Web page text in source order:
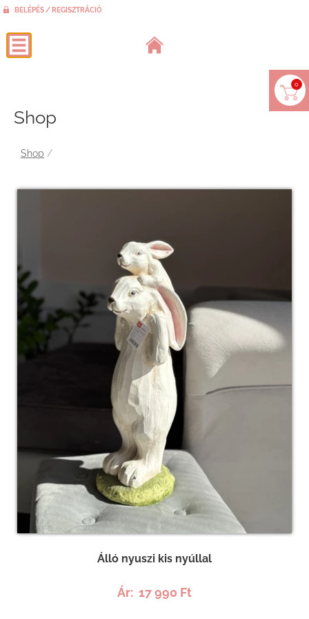
BELÉPÉS / REGISZTRÁCIÓ
0
Shop
Shop /
Álló nyuszi kis nyúllal
Ár: 17 990 Ft